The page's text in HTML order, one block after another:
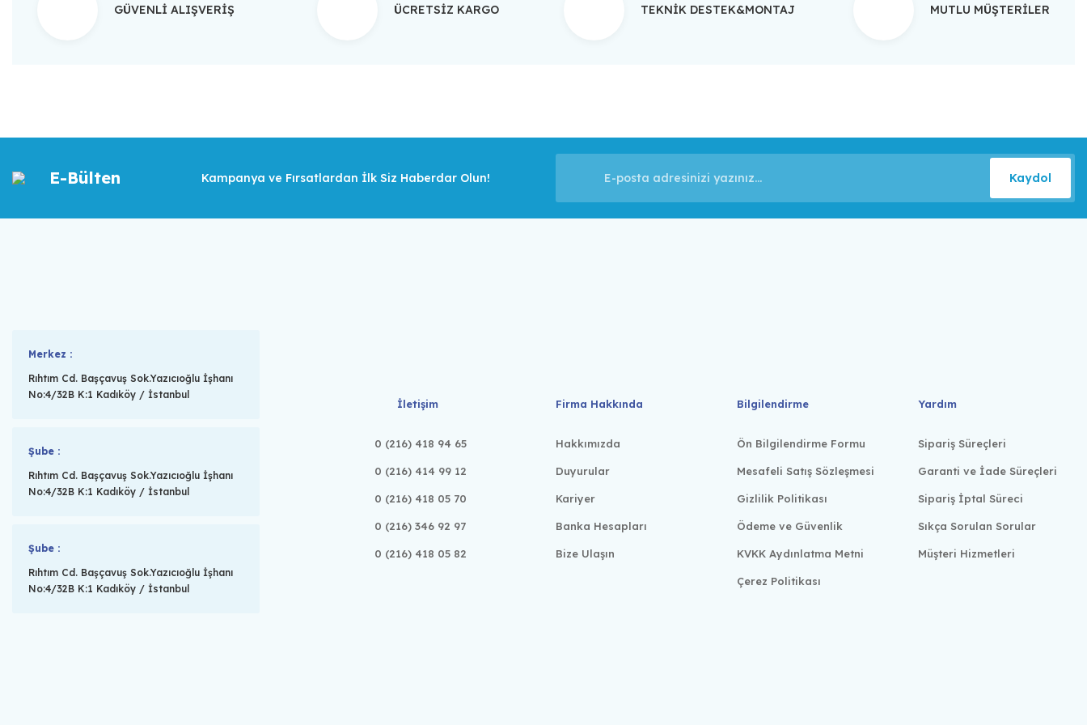
GÜVENLİ ALIŞVERİŞ ÜCRETSİZ KARGO TEKNİK DESTEK&MONTAJ MUTLU MÜŞTERİLER
E-Bülten Kampanya ve Fırsatlardan İlk Siz Haberdar Olun! Kaydol
Merkez :
Rıhtım Cd. Başçavuş Sok.Yazıcıoğlu İşhanı
No:4/32B K:1 Kadıköy / İstanbul
Şube :
Rıhtım Cd. Başçavuş Sok.Yazıcıoğlu İşhanı
No:4/32B K:1 Kadıköy / İstanbul
Şube :
Rıhtım Cd. Başçavuş Sok.Yazıcıoğlu İşhanı
No:4/32B K:1 Kadıköy / İstanbul
İletişim
0 (216) 418 94 65
0 (216) 414 99 12
0 (216) 418 05 70
0 (216) 346 92 97
0 (216) 418 05 82
Firma Hakkında
Hakkımızda
Duyurular
Kariyer
Banka Hesapları
Bize Ulaşın
Bilgilendirme
Ön Bilgilendirme Formu
Mesafeli Satış Sözleşmesi
Gizlilik Politikası
Ödeme ve Güvenlik
KVKK Aydınlatma Metni
Çerez Politikası
Yardım
Sipariş Süreçleri
Garanti ve İade Süreçleri
Sipariş İptal Süreci
Sıkça Sorulan Sorular
Müşteri Hizmetleri